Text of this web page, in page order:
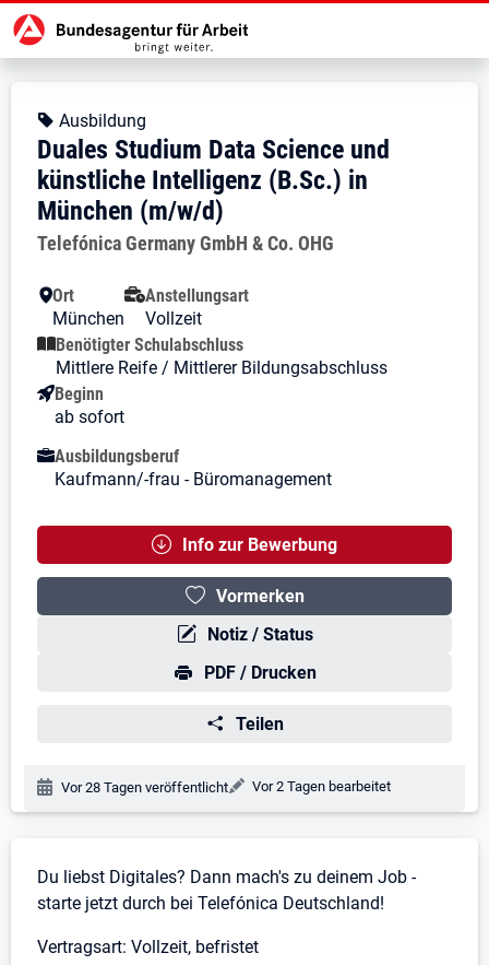
Zur Jobsuche Startseite
Stellendetails zu: Duales
Duales Studium Data
Duales Studium Data Science
Kopfbereich
Angebotsart:
Ausbildung
Duales Studium Data Science und
künstliche Intelligenz (B.Sc.) in
München (m/w/d)
Arbeitgeber:
Telefónica Germany GmbH & Co. OHG
Besondere Merkmale
Ort
München
Anstellungsart
Vollzeit
Benötigter Schulabschluss
Mittlere Reife / Mittlerer Bildungsabschluss
Beginn
ab sofort
Ausbildungsberuf
Kaufmann/-frau - Büromanagement
Info zur Bewerbung
Vormerken
Notiz / Status
PDF / Drucken
Teilen
Veröffentlichungsdatum:
Vor 28 Tagen veröffentlicht Änderungsdatum:
Vor 2 Tagen bearbeitet
Stellenbeschreibung
Du liebst Digitales? Dann mach's zu deinem Job -
starte jetzt durch bei Telefónica Deutschland!
Vertragsart: Vollzeit, befristet